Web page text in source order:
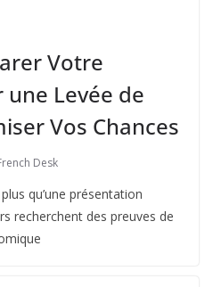
Votre
Levée de
Vos Chances
Desk
qu’une présentation
recherchent des preuves de